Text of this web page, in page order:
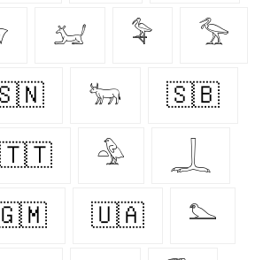
𓃫 𓅝 𓅡
𓃒 🇸🇧
🇹🇹 𓅲 𓆆
🇺🇦 𓅌